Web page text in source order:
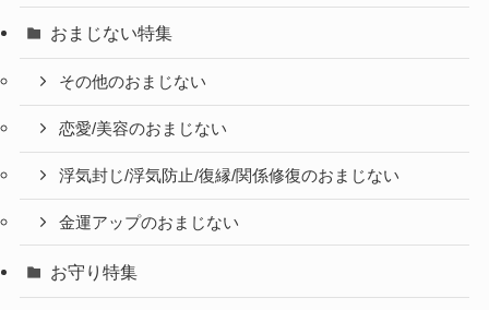
おまじない特集
その他のおまじない
恋愛/美容のおまじない
浮気封じ/浮気防止/復縁/関係修復のおまじない
金運アップのおまじない
お守り特集